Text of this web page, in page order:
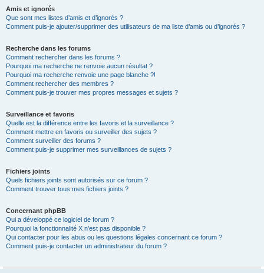
Amis et ignorés
Que sont mes listes d’amis et d’ignorés ?
Comment puis-je ajouter/supprimer des utilisateurs de ma liste d’amis ou d’ignorés ?
Recherche dans les forums
Comment rechercher dans les forums ?
Pourquoi ma recherche ne renvoie aucun résultat ?
Pourquoi ma recherche renvoie une page blanche ?!
Comment rechercher des membres ?
Comment puis-je trouver mes propres messages et sujets ?
Surveillance et favoris
Quelle est la différence entre les favoris et la surveillance ?
Comment mettre en favoris ou surveiller des sujets ?
Comment surveiller des forums ?
Comment puis-je supprimer mes surveillances de sujets ?
Fichiers joints
Quels fichiers joints sont autorisés sur ce forum ?
Comment trouver tous mes fichiers joints ?
Concernant phpBB
Qui a développé ce logiciel de forum ?
Pourquoi la fonctionnalité X n’est pas disponible ?
Qui contacter pour les abus ou les questions légales concernant ce forum ?
Comment puis-je contacter un administrateur du forum ?